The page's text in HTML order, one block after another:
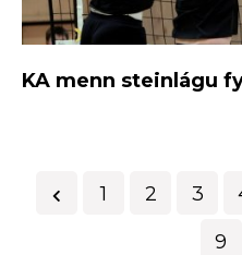
KA menn steinlágu
1 2 3
9